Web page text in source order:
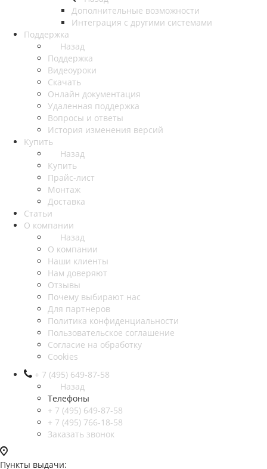
Дополнительные возможности
Интеграция с другими системами
Поддержка
Назад
Поддержка
Видеоуроки
Скачать
Онлайн документация
Удаленная поддержка
Вопросы и ответы
История изменения версий
Купить
Назад
Купить
Прайс-лист
Монтаж
Доставка
Статьи
О компании
Назад
О компании
Наши клиенты
Нам доверяют
Отзывы
Почему выбирают нас
Для партнеров
Политика конфиденциальности
Пользовательское соглашение
Согласие на обработку
Cookies
+ 7 (495) 649-87-58
Назад
Телефоны
+ 7 (495) 649-87-58
+ 7 (495) 766-18-58
Заказать звонок
Пункты выдачи: